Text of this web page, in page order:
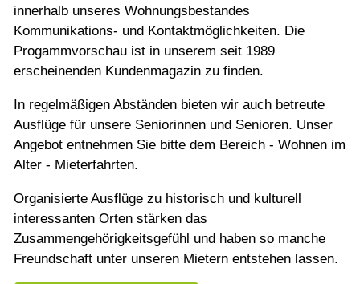
innerhalb unseres Wohnungsbestandes
Kommunikations- und Kontaktmöglichkeiten. Die
Progammvorschau ist in unserem seit 1989
erscheinenden Kundenmagazin zu finden.
In regelmäßigen Abständen bieten wir auch betreute
Ausflüge für unsere Seniorinnen und Senioren. Unser
Angebot entnehmen Sie bitte dem Bereich - Wohnen im
Alter - Mieterfahrten.
Organisierte Ausflüge zu historisch und kulturell
interessanten Orten stärken das
Zusammengehörigkeitsgefühl und haben so manche
Freundschaft unter unseren Mietern entstehen lassen.